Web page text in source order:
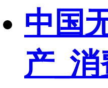
中国
产_